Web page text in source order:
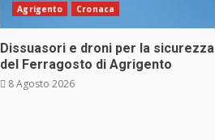
Agrigento Cronaca
Dissuasori e droni per la sicurezza
del Ferragosto di Agrigento
8 Agosto 2026